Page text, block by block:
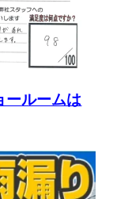
ールームは